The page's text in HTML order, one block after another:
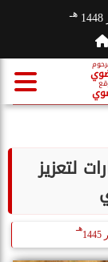
هـ
والزنجبيل.. 5 بهارات لتعزيز
هـ